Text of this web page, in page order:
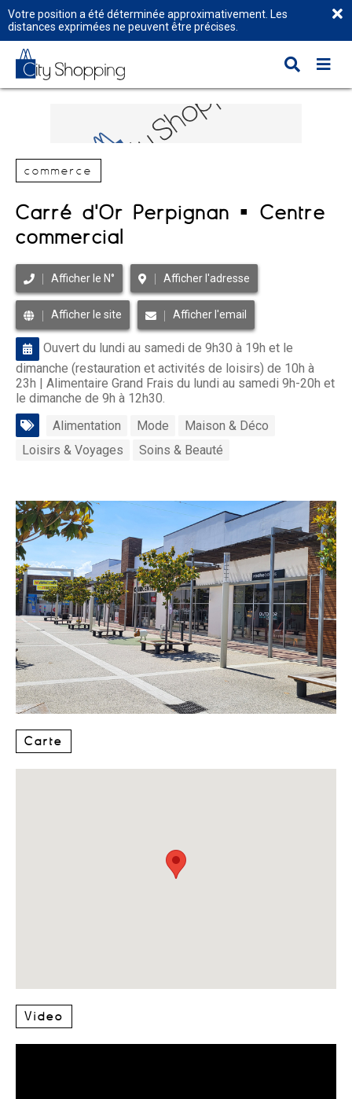
Votre position a été déterminée approximativement. Les
distances exprimées ne peuvent être précises.
commerce
Carré d'Or Perpignan ▪️ Centre
commercial
Afficher le N° Afficher l'adresse
Afficher le site Afficher l'email
Ouvert du lundi au samedi de 9h30 à 19h et le
dimanche (restauration et activités de loisirs) de 10h à
23h | Alimentaire Grand Frais du lundi au samedi 9h-20h et
le dimanche de 9h à 12h30.
Alimentation
Mode
Maison & Déco
Loisirs & Voyages
Soins & Beauté
Carte
Video